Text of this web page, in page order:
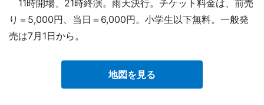
11時開場、21時終演。雨天決行。チケット料金は、前売
り＝5,000円、当日＝6,000円。小学生以下無料。一般発
売は7月1日から。
地図を見る